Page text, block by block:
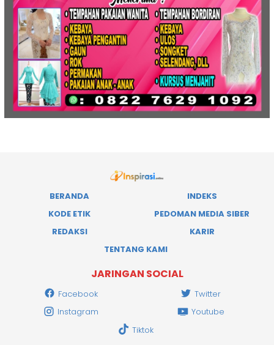
BERANDA
INDEKS
KODE ETIK
PEDOMAN MEDIA SIBER
REDAKSI
KARIR
TENTANG KAMI
JARINGAN SOCIAL
Facebook
Twitter
Instagram
Youtube
Tiktok